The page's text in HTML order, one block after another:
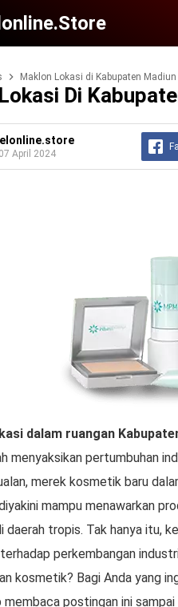
Maklon Lokasi di Kabupaten Madiun
Di
April 2024
dalam ruangan
menyaksikan pertumbuhan
merek kosmetik baru
mampu menawarkan
daerah tropis. Tak hanya itu,
perkembangan
kosmetik? Bagi Anda yang
membaca postingan ini